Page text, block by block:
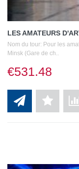
LES AMATEURS
Nom du tour: Pour les
Minsk (Gare de ch..
€531.48